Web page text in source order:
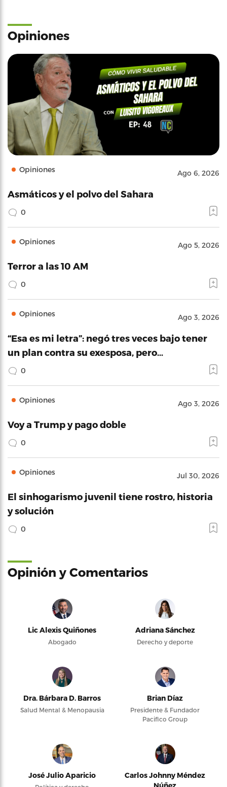
Opiniones
Opiniones Ago 6, 2026
Asmáticos y el polvo del Sahara
0
Opiniones Ago 5, 2026
Terror a las 10 AM
0
Opiniones Ago 3, 2026
“Esa es mi letra”: negó tres veces bajo tener
un plan contra su exesposa, pero…
0
Opiniones Ago 3, 2026
Voy a Trump y pago doble
0
Opiniones Jul 30, 2026
El sinhogarismo juvenil tiene rostro, historia
y solución
0
Opinión y Comentarios
Lic Alexis Quiñones
Abogado
Adriana Sánchez
Derecho y deporte
Dra. Bárbara D. Barros
Salud Mental & Menopausia
Brian Díaz
Presidente & Fundador
Pacifico Group
José Julio Aparicio
Carlos Johnny Méndez
Núñez